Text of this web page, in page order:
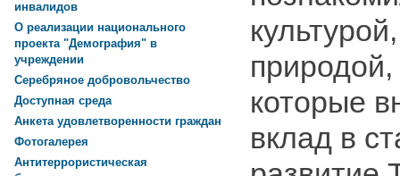
которые
вклад в
инвалидов
О реализации национального
проекта "Демография" в
учреждении
Серебряное добровольчество
Доступная среда
Анкета удовлетворенности граждан
Фотогалерея
Антитеррористическая